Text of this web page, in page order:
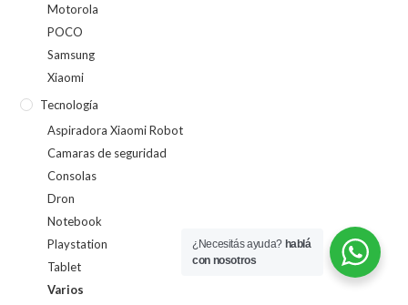
Motorola
POCO
Samsung
Xiaomi
Tecnología
Aspiradora Xiaomi Robot
Camaras de seguridad
Consolas
Dron
Notebook
Playstation
Tablet
Varios
¿Necesitás ayuda? hablá
con nosotros